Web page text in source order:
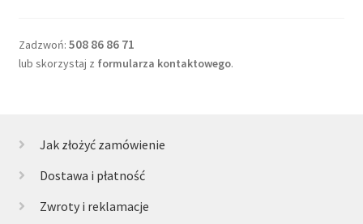
Zadzwoń: 508 86 86 71
lub skorzystaj z formularza kontaktowego.
Jak złożyć zamówienie
Dostawa i płatność
Zwroty i reklamacje